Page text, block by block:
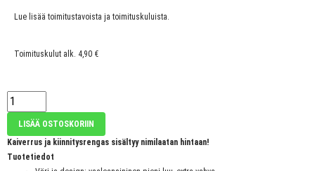
Lue lisää toimitustavoista ja toimituskuluista.
Toimituskulut alk. 4,90 €
LISÄÄ OSTOSKORIIN
Kaiverrus ja kiinnitysrengas sisältyy nimilaatan hintaan!
Tuotetiedot